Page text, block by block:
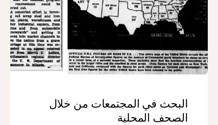
البحث في المجتمعات من خلال
الصحف المحلية